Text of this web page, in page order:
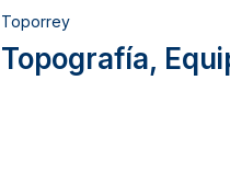
Toporrey
Topografía,